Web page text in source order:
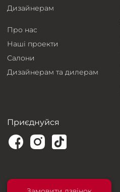
Дизайнерам
Про нас
Наші проекти
Салони
Дизайнерам та дилерам
Приєднуйся